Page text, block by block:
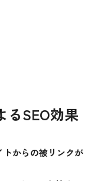
るSEO効果
トからの被リンクが